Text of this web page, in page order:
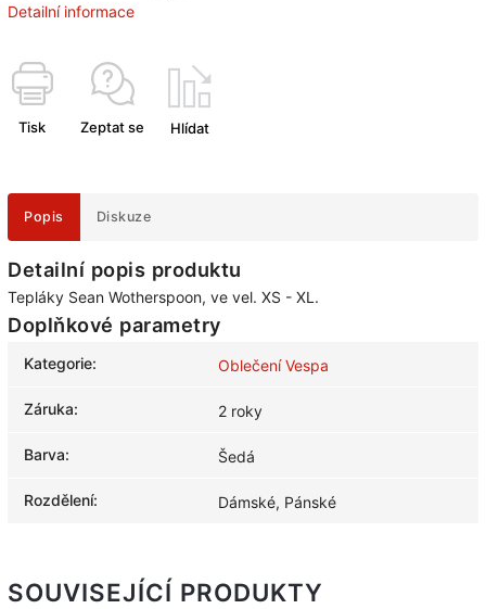
Detailní informace
Tisk Zeptat se Hlídat
Popis Diskuze
Detailní popis produktu
Tepláky Sean Wotherspoon, ve vel. XS - XL.
Doplňkové parametry
Kategorie: Oblečení Vespa
Záruka: 2 roky
Barva: Šedá
Rozdělení: Dámské, Pánské
SOUVISEJÍCÍ PRODUKTY